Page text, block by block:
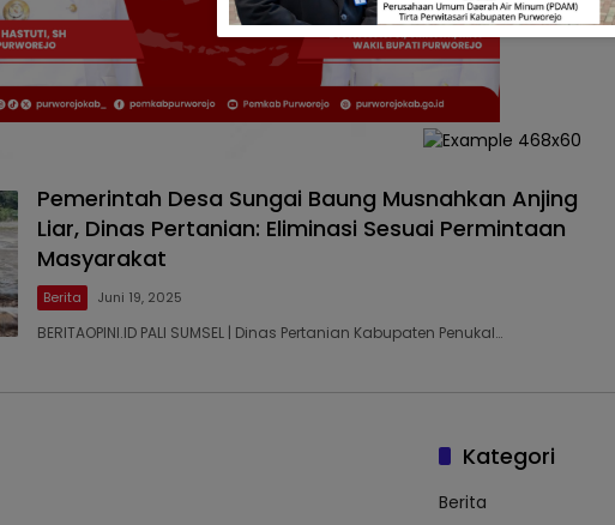
Pemerintah Desa Sungai Baung Musnahkan Anjing
Liar, Dinas Pertanian: Eliminasi Sesuai Permintaan
Masyarakat
Berita Juni 19, 2025
BERITAOPINI.ID PALI SUMSEL | Dinas Pertanian Kabupaten Penukal…
Kategori
Berita